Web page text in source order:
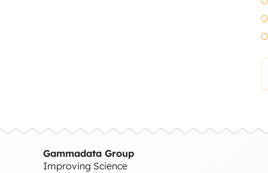
Gammadata Group
Improving Science